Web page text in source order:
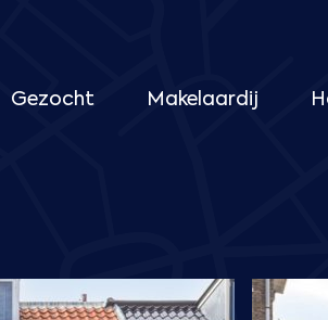
Gezocht Makelaardij